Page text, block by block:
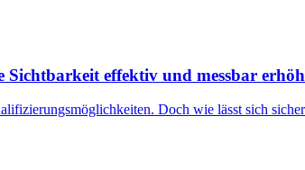
effektiv und messbar
Doch wie lässt sich